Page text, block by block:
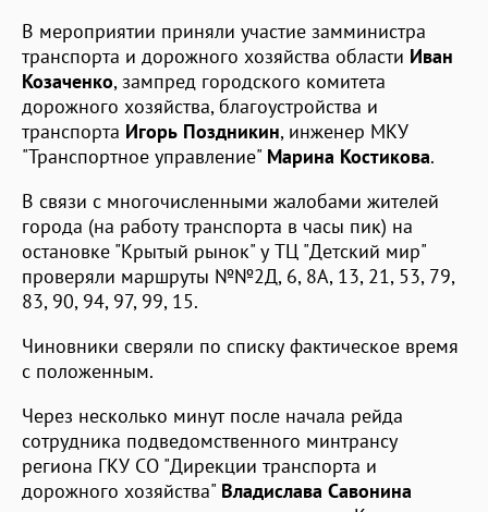
В мероприятии приняли участие замминистра
транспорта и дорожного хозяйства области Иван
Козаченко, зампред городского комитета
дорожного хозяйства, благоустройства и
транспорта Игорь Поздникин, инженер МКУ
"Транспортное управление" Марина Костикова.
В связи с многочисленными жалобами жителей
города (на работу транспорта в часы пик) на
остановке "Крытый рынок" у ТЦ "Детский мир"
проверяли маршруты №№2Д, 6, 8А, 13, 21, 53, 79,
83, 90, 94, 97, 99, 15.
Чиновники сверяли по списку фактическое время
с положенным.
Через несколько минут после начала рейда
сотрудника подведомственного минтрансу
региона ГКУ СО "Дирекции транспорта и
дорожного хозяйства" Владислава Савонина